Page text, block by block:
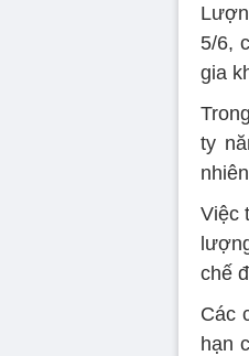
5/6,
gia
ty
Việc
chế
Các
hạn